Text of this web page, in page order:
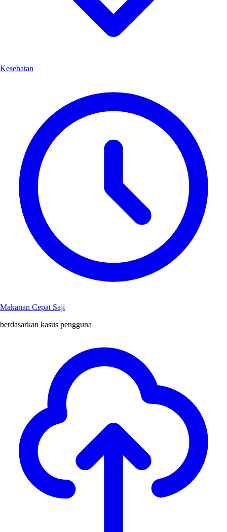
Kesehatan
Makanan Cepat Saji
berdasarkan kasus pengguna